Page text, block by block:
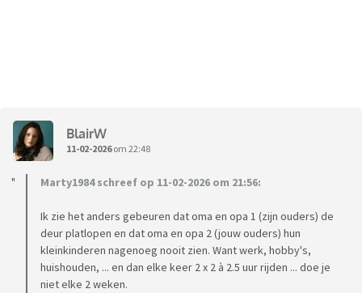
BlairW
11-02-2026om 22:48
Marty1984 schreef op 11-02-2026 om 21:56:
Ik zie het anders gebeuren dat oma en opa 1 (zijn ouders) de
deur platlopen en dat oma en opa 2 (jouw ouders) hun
kleinkinderen nagenoeg nooit zien. Want werk, hobby's,
huishouden, ... en dan elke keer 2 x 2 à 2.5 uur rijden ... doe je
niet elke 2 weken.